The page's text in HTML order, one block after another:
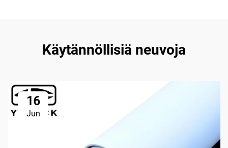
Käytännöllisiä neuvoja
16
Jun